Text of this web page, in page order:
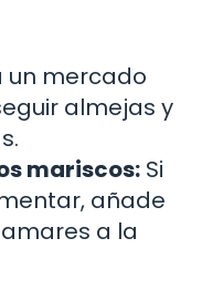
un mercado
almejas y
mariscos: Si
añade
a la